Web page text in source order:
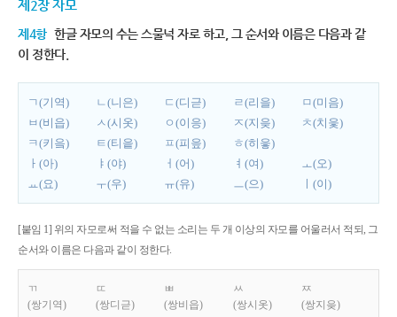
제2장 자모
제4항 한글 자모의 수는 스물넉 자로 하고, 그 순서와 이름은 다음과 같
이 정한다.
ㄱ(기역) ㄴ(니은) ㄷ(디귿) ㄹ(리을)
ㅁ(미음)
ㅂ(비읍)
ㅅ(시옷) ㅇ(이응) ㅈ(지읒)
ㅊ(치읓)
ㅋ(키읔)
ㅌ(티읕) ㅍ(피읖)
ㅎ(히읗)
ㅏ(아)
ㅑ(야) ㅓ(어) ㅕ(여)
ㅗ(오)
ㅛ(요)
ㅜ(우) ㅠ(유) ㅡ(으) ㅣ(이)
[붙임 1] 위의 자모로써 적을 수 없는 소리는 두 개 이상의 자모를 어울러서 적되, 그
순서와 이름은 다음과 같이 정한다.
ㄲ
(쌍기역)
ㄸ
(쌍디귿)
ㅃ
(쌍비읍)
ㅆ
(쌍시옷)
ㅉ
(쌍지읒)